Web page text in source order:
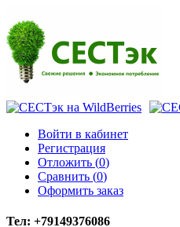
Войти в кабинет
Регистрация
Отложить (0)
Сравнить (0)
Оформить заказ
Тел: +79149376086